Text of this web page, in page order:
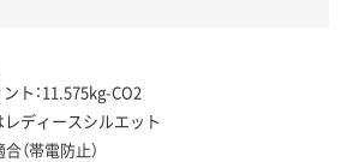
ト：11.575kg-CO2
レディースシルエット
（帯電防止）